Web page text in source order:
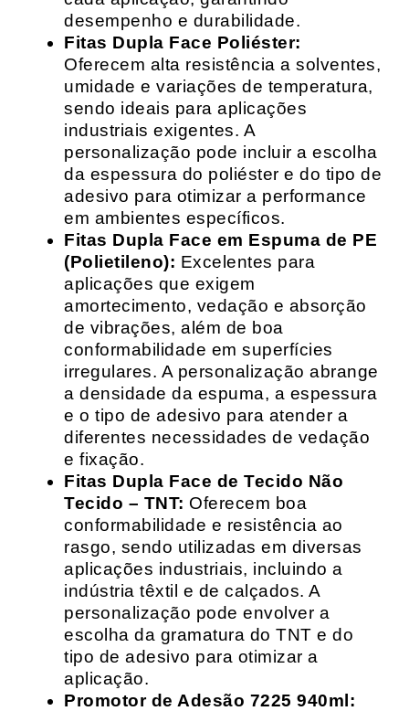
desempenho e durabilidade.
Fitas Dupla Face Poliéster:
Oferecem alta resistência a solventes,
umidade e variações de temperatura,
sendo ideais para aplicações
industriais exigentes. A
personalização pode incluir a escolha
da espessura do poliéster e do tipo de
adesivo para otimizar a performance
em ambientes específicos.
Fitas Dupla Face em Espuma de PE
(Polietileno): Excelentes para
aplicações que exigem
amortecimento, vedação e absorção
de vibrações, além de boa
conformabilidade em superfícies
irregulares. A personalização abrange
a densidade da espuma, a espessura
e o tipo de adesivo para atender a
diferentes necessidades de vedação
e fixação.
Fitas Dupla Face de Tecido Não
Tecido – TNT: Oferecem boa
conformabilidade e resistência ao
rasgo, sendo utilizadas em diversas
aplicações industriais, incluindo a
indústria têxtil e de calçados. A
personalização pode envolver a
escolha da gramatura do TNT e do
tipo de adesivo para otimizar a
aplicação.
Promotor de Adesão 7225 940ml: